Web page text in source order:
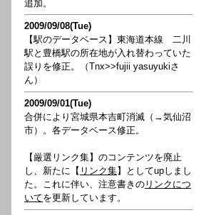
追加。
2009/09/08(Tue)
【駅のデータベース】東海道本線 二川
駅と豊橋駅の所在地が入れ替わっていた
誤りを修正。（Tnx>>fujii yasuyukiさ
ん）
2009/09/01(Tue)
合併により宮城県本吉町消滅（→気仙沼
市）。各データベース修正。
【厳選リンク集】のコンテンツを廃止
し、新たに【 リンク集】としてupしまし
た。これに伴い、注意書きの リンクにつ
いてを更新しています。